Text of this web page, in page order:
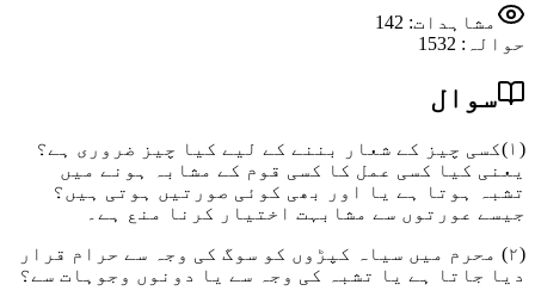
مشاہدات: 142
حوالہ :
1532
سوال
(۱)کسی چیز کے شعار بننے کے لیے کیا چیز ضروری ہے؟
یعنی کیا کسی عمل کا کسی قوم کے مشابہ ہونے میں
تشبہ ہوتا ہے یا اور بھی کوئی صورتیں ہوتی ہیں؟
جیسے عورتوں سے مشابہت اختیار کرنا منع ہے۔
(۲) محرم میں سیاہ کپڑوں کو سوگ کی وجہ سے حرام قرار
دیا جاتا ہے یا تشبہ کی وجہ سے یا دونوں وجوہات سے؟